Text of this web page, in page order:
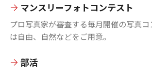
マンスリーフォトコンテスト
プロ写真家が審査する毎月開催の写真
は自由、自然などをご用意。
部活